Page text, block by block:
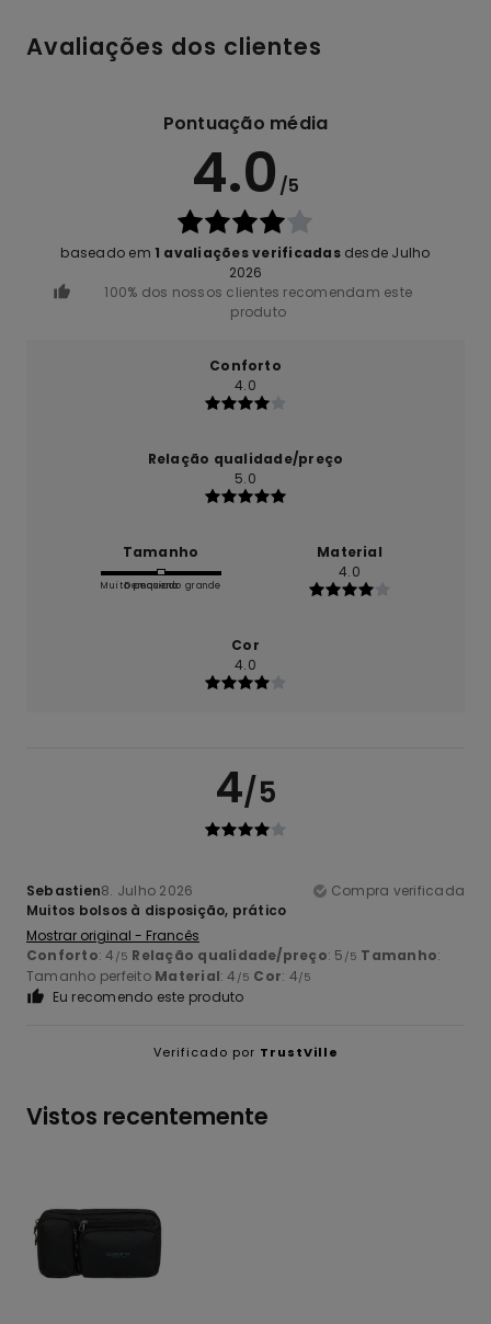
Avaliações dos clientes
Pontuação média
4.0 /5
baseado em 1 avaliações verificadasdesde Julho
2026
100% dos nossos clientes recomendam este
produto
Conforto
4.0
Relação qualidade/preço
5.0
Tamanho
Muito pequeno
Demasiado grande
Material
4.0
Cor
4.0
4/5
Sebastien8. Julho 2026
Compra verificada
Muitos bolsos à disposição, prático
Mostrar original - Francês
Conforto: 4 /5 Relação qualidade/preço: 5 /5 Tamanho:
Tamanho perfeito Material: 4 /5 Cor: 4/5
Eu recomendo este produto
Verificado por TrustVille
Vistos recentemente